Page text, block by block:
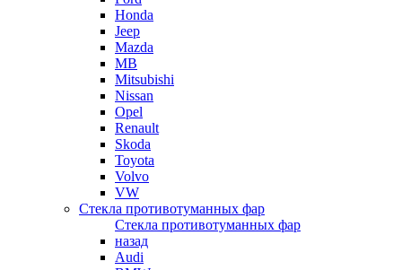
Honda
Jeep
Mazda
MB
Mitsubishi
Nissan
Opel
Renault
Skoda
Toyota
Volvo
VW
Стекла противотуманных фар
Стекла противотуманных фар
назад
Audi